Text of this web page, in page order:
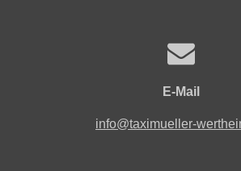
E-Mail
info@taximueller-